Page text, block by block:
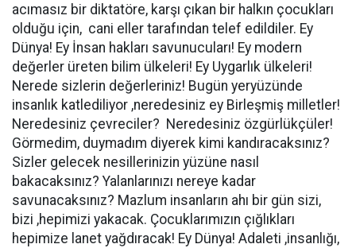
acımasız bir diktatöre, karşı çıkan bir halkın çocukları
olduğu için, cani eller tarafından telef edildiler. Ey
Dünya! Ey İnsan hakları savunucuları! Ey modern
değerler üreten bilim ülkeleri! Ey Uygarlık ülkeleri!
Nerede sizlerin değerleriniz! Bugün yeryüzünde
insanlık katlediliyor ,neredesiniz ey Birleşmiş milletler!
Neredesiniz çevreciler? Neredesiniz özgürlükçüler!
Görmedim, duymadım diyerek kimi kandıracaksınız?
Sizler gelecek nesillerinizin yüzüne nasıl
bakacaksınız? Yalanlarınızı nereye kadar
savunacaksınız? Mazlum insanların ahı bir gün sizi,
bizi ,hepimizi yakacak. Çocuklarımızın çığlıkları
hepimize lanet yağdıracak! Ey Dünya! Adaleti ,insanlığı,